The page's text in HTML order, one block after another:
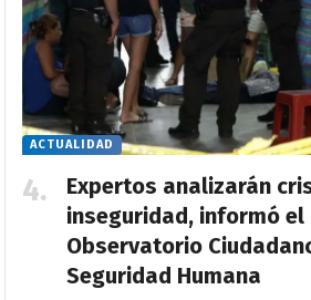
ACTUALIDAD
Expertos analizarán
inseguridad, informó el
Observatorio
Seguridad Humana